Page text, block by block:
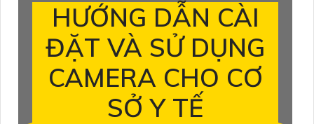
HƯỚNG DẪN CÀI
ĐẶT VÀ SỬ DỤNG
CAMERA CHO CƠ
SỞ Y TẾ